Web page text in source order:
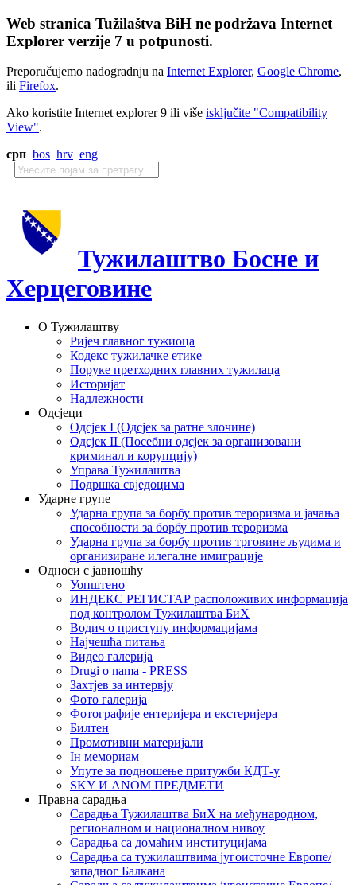
Web stranica Tužilaštva BiH ne podržava Internet
Explorer verzije 7 u potpunosti.
Preporučujemo nadogradnju na Internet Explorer, Google Chrome,
ili Firefox.
Ako koristite Internet explorer 9 ili više isključite "Compatibility
View".
срп bos hrv eng
Тужилаштво Босне и
Херцеговине
О Тужилаштву
Ријеч главног тужиоца
Кодекс тужилачке етике
Поруке претходних главних тужилаца
Историјат
Надлежности
Одсјеци
Одсјек I (Одсјек за ратне злочине)
Одсјек II (Посебни одсјек за организовани
криминал и корупцију)
Управа Тужилаштва
Подршка свједоцима
Ударне групе
Ударна група за борбу против тероризма и јачања
способности за борбу против тероризма
Ударна група за борбу против трговине људима и
организиране илегалне имиграције
Односи с јавношћу
Уопштено
ИНДЕКС РЕГИСТАР расположивих информација
под контролом Тужилаштва БиХ
Водич о приступу информацијама
Најчешћа питања
Видео галерија
Drugi o nama - PRESS
Захтјев за интервју
Фото галерија
Фотографије ентеријера и екстеријера
Билтен
Промотивни материјали
Iн мемориам
Упуте за подношење притужби КДТ-у
SKY И ANOM ПРЕДМЕТИ
Правна сарадња
Сарадња Тужилаштва БиХ на међународном,
регионалном и националном нивоу
Сарадња са домаћим институцијама
Сарадња са тужилаштвима југоисточне Европе/
западног Балкана